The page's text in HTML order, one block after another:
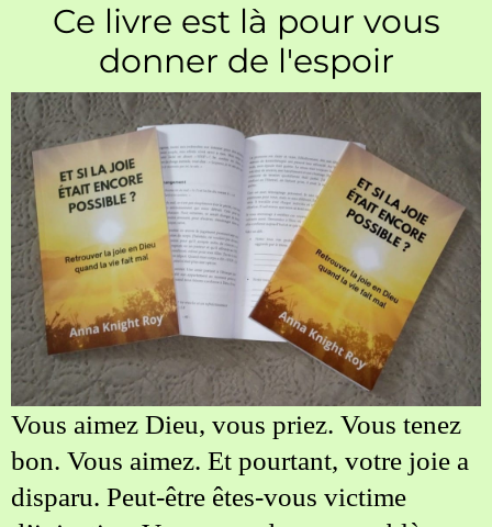
Ce livre est là pour vous
donner de l'espoir
Vous aimez Dieu, vous priez. Vous tenez
bon. Vous aimez. Et pourtant, votre joie a
disparu. Peut-être êtes-vous victime